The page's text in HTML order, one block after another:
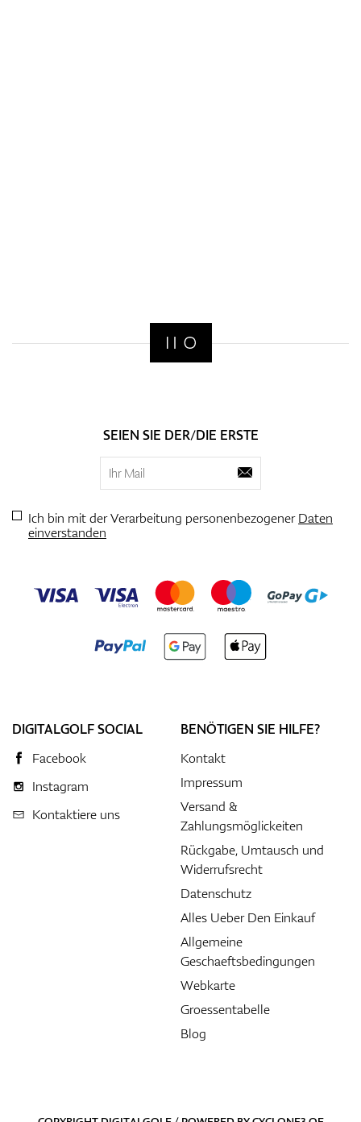
SEIEN SIE DER/DIE ERSTE
Ich bin mit der Verarbeitung personenbezogenerDaten
einverstanden
DIGITALGOLF SOCIAL
Facebook
Instagram
Kontaktiere uns
BENÖTIGEN SIE HILFE?
Kontakt
Impressum
Versand &
Zahlungsmöglickeiten
Rückgabe, Umtausch und
Widerrufsrecht
Datenschutz
Alles Ueber Den Einkauf
Allgemeine
Geschaeftsbedingungen
Webkarte
Groessentabelle
Blog